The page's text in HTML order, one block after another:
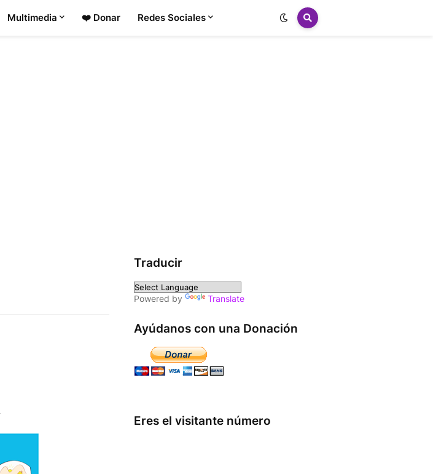
Multimedia ❤️ Donar Redes Sociales
Traducir
Powered by Translate
Ayúdanos con una Donación
Eres el visitante número